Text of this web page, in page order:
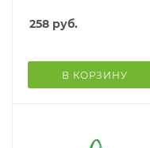
материала, оранжевый
258 руб.
В КОРЗИНУ